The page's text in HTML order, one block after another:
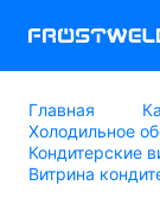
Главная
Холодильное
Кондитерские
Витрина